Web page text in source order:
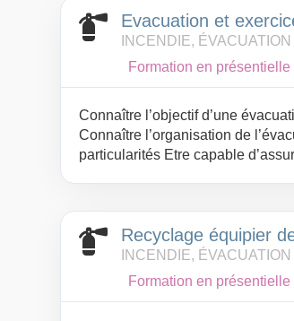
Evacuation et
INCENDIE,
Formation en présentielle
Connaître l’objectif d’une
Connaître l’organisation de
particularités Etre capable
Recyclage équipier
INCENDIE,
Formation en présentielle